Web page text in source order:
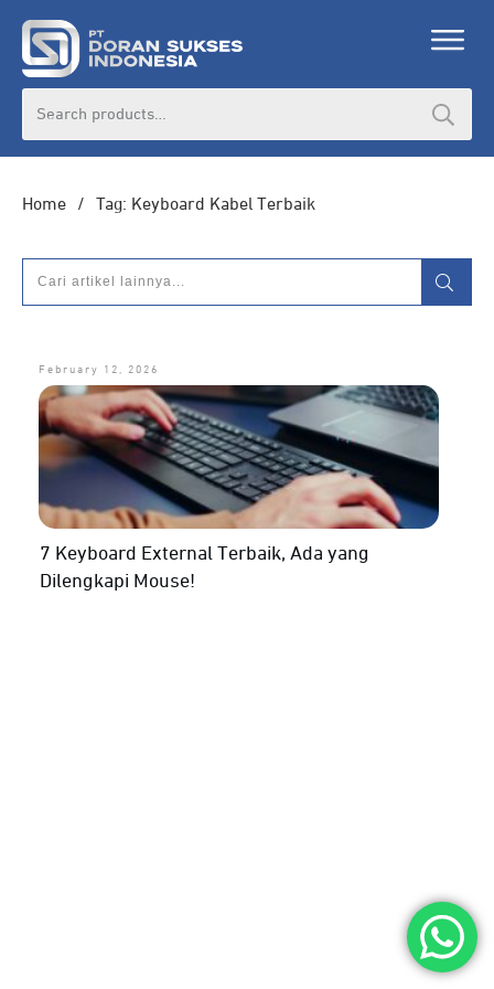
Home / Tag: Keyboard Kabel Terbaik
February 12, 2026
7 Keyboard External Terbaik, Ada yang
Dilengkapi Mouse!